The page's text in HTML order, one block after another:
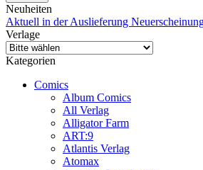
Neuheiten
Aktuell in der Auslieferung
Verlage
Kategorien
Comics
Album Comics
All Verlag
Alligator Farm
ART:9
Atlantis Verlag
Atomax